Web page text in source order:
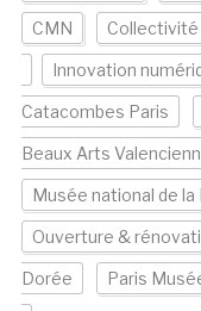
CMN
Innovation
Catacombes Paris
Beaux Arts
Musée national de la
Ouverture &
Dorée Paris